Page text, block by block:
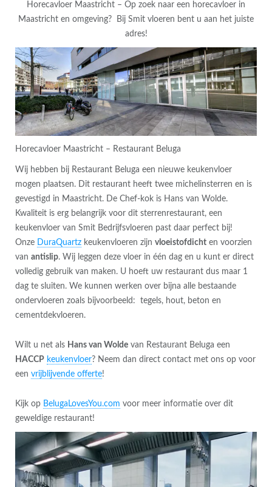
Horecavloer Maastricht – Op zoek naar een horecavloer in
Maastricht en omgeving? Bij Smit vloeren bent u aan het juiste
adres!
Horecavloer Maastricht – Restaurant Beluga
Wij hebben bij Restaurant Beluga een nieuwe keukenvloer
mogen plaatsen. Dit restaurant heeft twee michelinsterren en is
gevestigd in Maastricht. De Chef-kok is Hans van Wolde.
Kwaliteit is erg belangrijk voor dit sterrenrestaurant, een
keukenvloer van Smit Bedrijfsvloeren past daar perfect bij!
Onze DuraQuartzkeukenvloeren zijn vloeistofdichten voorzien
van antislip. Wij leggen deze vloer in één dag en u kunt er direct
volledig gebruik van maken. U hoeft uw restaurant dus maar 1
dag te sluiten. We kunnen werken over bijna alle bestaande
ondervloeren zoals bijvoorbeeld: tegels, hout, beton en
cementdekvloeren.
Wilt u net als Hans van Woldevan Restaurant Beluga een
HACCP keukenvloer? Neem dan direct contact met ons op voor
een vrijblijvende offerte!
Kijk op BelugaLovesYou.com voor meer informatie over dit
geweldige restaurant!